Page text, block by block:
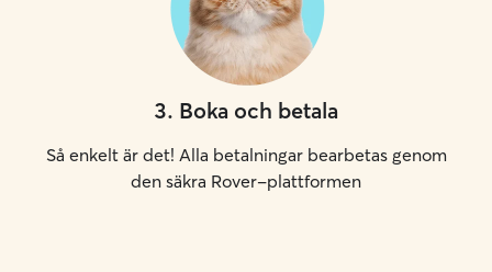
3. Boka och betala
Så enkelt är det! Alla betalningar bearbetas genom
den säkra Rover-plattformen